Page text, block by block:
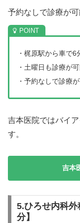
予約なしで診療が可
・梶原駅から車で6
・土曜日も診療が
・予約なしで診療
吉本医院ではバイ
す。
吉本
5.ひろせ内科
分】